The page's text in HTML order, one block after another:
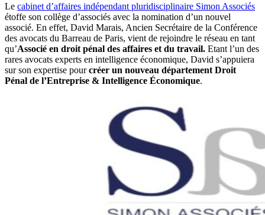
Le cabinet d’affaires indépendant pluridisciplinaire Simon Associés
étoffe son collège d’associés avec la nomination d’un nouvel
associé. En effet, David Marais, Ancien Secrétaire de la Conférence
des avocats du Barreau de Paris, vient de rejoindre le réseau en tant
qu’Associé en droit pénal des affaires et du travail. Etant l’un des
rares avocats experts en intelligence économique, David s’appuiera
sur son expertise pourcréer un nouveau département Droit
Pénal de l’Entreprise & Intelligence Économique.